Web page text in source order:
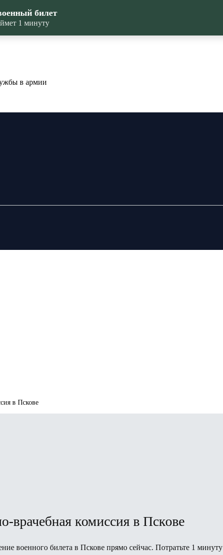
в армии
в Пскове
врачебная комиссия в Пскове
военного билета в Пскове прямо сейчас. Потратьте 1 минуту
билет
1 минуту